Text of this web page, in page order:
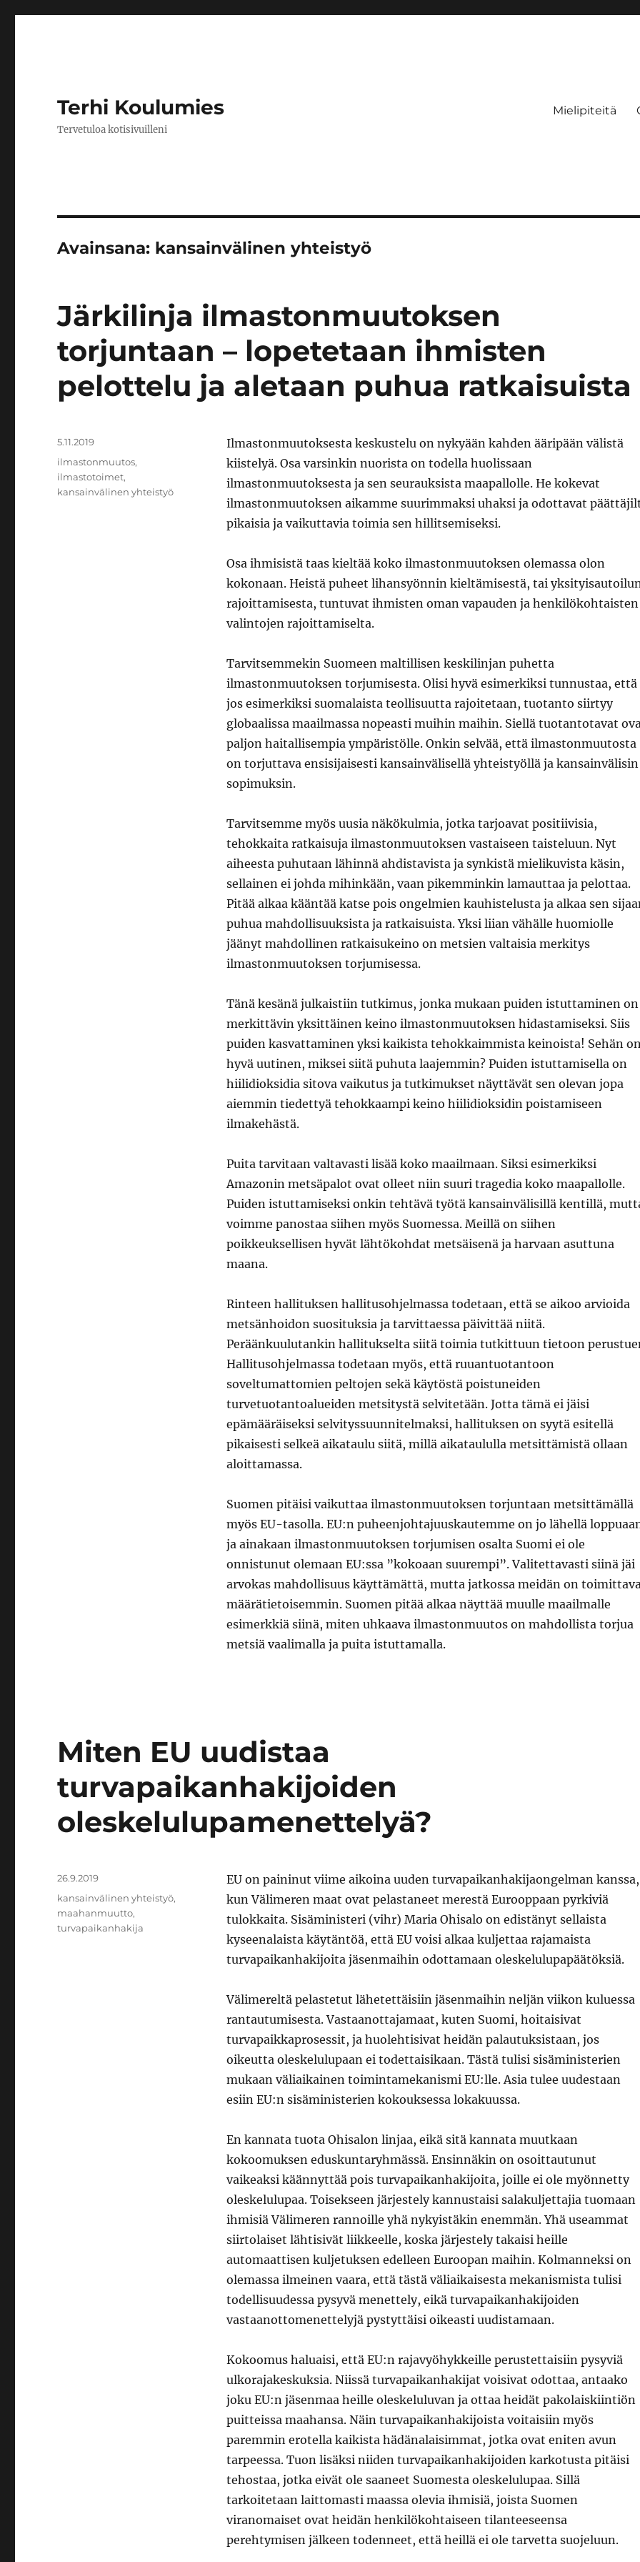
Terhi Koulumies
Tervetuloa kotisivuilleni
Mielipiteitä
Avainsana: kansainvälinen yhteistyö
Järkilinja ilmastonmuutoksen
torjuntaan – lopetetaan ihmisten
pelottelu ja aletaan puhua ratkaisuista
Ilmastonmuutoksesta keskustelu on nykyään kahden ääripään välistä
kiistelyä. Osa varsinkin nuorista on todella huolissaan
ilmastonmuutoksesta ja sen seurauksista maapallolle. He kokevat
ilmastonmuutoksen aikamme suurimmaksi uhaksi ja odottavat
pikaisia ja vaikuttavia toimia sen hillitsemiseksi.
Osa ihmisistä taas kieltää koko ilmastonmuutoksen olemassa olon
kokonaan. Heistä puheet lihansyönnin kieltämisestä, tai
rajoittamisesta, tuntuvat ihmisten oman vapauden ja henkilökohtaisten
valintojen rajoittamiselta.
Tarvitsemmekin Suomeen maltillisen keskilinjan puhetta
ilmastonmuutoksen torjumisesta. Olisi hyvä esimerkiksi tunnustaa, että
jos esimerkiksi suomalaista teollisuutta rajoitetaan, tuotanto siirtyy
globaalissa maailmassa nopeasti muihin maihin. Siellä tuotantotavat
paljon haitallisempia ympäristölle. Onkin selvää, että ilmastonmuutosta
on torjuttava ensisijaisesti kansainvälisellä yhteistyöllä ja kansainvälisin
sopimuksin.
Tarvitsemme myös uusia näkökulmia, jotka tarjoavat positiivisia,
tehokkaita ratkaisuja ilmastonmuutoksen vastaiseen taisteluun. Nyt
aiheesta puhutaan lähinnä ahdistavista ja synkistä mielikuvista käsin,
sellainen ei johda mihinkään, vaan pikemminkin lamauttaa ja pelottaa.
Pitää alkaa kääntää katse pois ongelmien kauhistelusta ja alkaa sen
puhua mahdollisuuksista ja ratkaisuista. Yksi liian vähälle huomiolle
jäänyt mahdollinen ratkaisukeino on metsien valtaisia merkitys
ilmastonmuutoksen torjumisessa.
Tänä kesänä julkaistiin tutkimus, jonka mukaan puiden istuttaminen on
merkittävin yksittäinen keino ilmastonmuutoksen hidastamiseksi. Siis
puiden kasvattaminen yksi kaikista tehokkaimmista keinoista! Sehän
hyvä uutinen, miksei siitä puhuta laajemmin? Puiden istuttamisella on
hiilidioksidia sitova vaikutus ja tutkimukset näyttävät sen olevan jopa
aiemmin tiedettyä tehokkaampi keino hiilidioksidin poistamiseen
ilmakehästä.
Puita tarvitaan valtavasti lisää koko maailmaan. Siksi esimerkiksi
Amazonin metsäpalot ovat olleet niin suuri tragedia koko maapallolle.
Puiden istuttamiseksi onkin tehtävä työtä kansainvälisillä kentillä,
voimme panostaa siihen myös Suomessa. Meillä on siihen
poikkeuksellisen hyvät lähtökohdat metsäisenä ja harvaan asuttuna
maana.
Rinteen hallituksen hallitusohjelmassa todetaan, että se aikoo arvioida
metsänhoidon suosituksia ja tarvittaessa päivittää niitä.
Peräänkuulutankin hallitukselta siitä toimia tutkittuun tietoon
Hallitusohjelmassa todetaan myös, että ruuantuotantoon
soveltumattomien peltojen sekä käytöstä poistuneiden
turvetuotantoalueiden metsitystä selvitetään. Jotta tämä ei jäisi
epämääräiseksi selvityssuunnitelmaksi, hallituksen on syytä esitellä
pikaisesti selkeä aikataulu siitä, millä aikataululla metsittämistä ollaan
aloittamassa.
Suomen pitäisi vaikuttaa ilmastonmuutoksen torjuntaan metsittämällä
myös EU-tasolla. EU:n puheenjohtajuuskautemme on jo lähellä
ja ainakaan ilmastonmuutoksen torjumisen osalta Suomi ei ole
onnistunut olemaan EU:ssa ”kokoaan suurempi”. Valitettavasti siinä jäi
arvokas mahdollisuus käyttämättä, mutta jatkossa meidän on
määrätietoisemmin. Suomen pitää alkaa näyttää muulle maailmalle
esimerkkiä siinä, miten uhkaava ilmastonmuutos on mahdollista torjua
metsiä vaalimalla ja puita istuttamalla.
Julkaistu
5.11.2019
Avainsanat
ilmastonmuutos,
ilmastotoimet,
kansainvälinen yhteistyö
Miten EU uudistaa
turvapaikanhakijoiden
oleskelulupamenettelyä?
EU on paininut viime aikoina uuden turvapaikanhakijaongelman kanssa,
kun Välimeren maat ovat pelastaneet merestä Eurooppaan pyrkiviä
tulokkaita. Sisäministeri (vihr) Maria Ohisalo on edistänyt sellaista
kyseenalaista käytäntöä, että EU voisi alkaa kuljettaa rajamaista
turvapaikanhakijoita jäsenmaihin odottamaan oleskelulupapäätöksiä.
Välimereltä pelastetut lähetettäisiin jäsenmaihin neljän viikon kuluessa
rantautumisesta. Vastaanottajamaat, kuten Suomi, hoitaisivat
turvapaikkaprosessit, ja huolehtisivat heidän palautuksistaan, jos
oikeutta oleskelulupaan ei todettaisikaan. Tästä tulisi sisäministerien
mukaan väliaikainen toimintamekanismi EU:lle. Asia tulee uudestaan
esiin EU:n sisäministerien kokouksessa lokakuussa.
En kannata tuota Ohisalon linjaa, eikä sitä kannata muutkaan
kokoomuksen eduskuntaryhmässä. Ensinnäkin on osoittautunut
vaikeaksi käännyttää pois turvapaikanhakijoita, joille ei ole myönnetty
oleskelulupaa. Toisekseen järjestely kannustaisi salakuljettajia tuomaan
ihmisiä Välimeren rannoille yhä nykyistäkin enemmän. Yhä useammat
siirtolaiset lähtisivät liikkeelle, koska järjestely takaisi heille
automaattisen kuljetuksen edelleen Euroopan maihin. Kolmanneksi on
olemassa ilmeinen vaara, että tästä väliaikaisesta mekanismista tulisi
todellisuudessa pysyvä menettely, eikä turvapaikanhakijoiden
vastaanottomenettelyjä pystyttäisi oikeasti uudistamaan.
Kokoomus haluaisi, että EU:n rajavyöhykkeille perustettaisiin pysyviä
ulkorajakeskuksia. Niissä turvapaikanhakijat voisivat odottaa, antaako
joku EU:n jäsenmaa heille oleskeluluvan ja ottaa heidät pakolaiskiintiön
puitteissa maahansa. Näin turvapaikanhakijoista voitaisiin myös
paremmin erotella kaikista hädänalaisimmat, jotka ovat eniten avun
tarpeessa. Tuon lisäksi niiden turvapaikanhakijoiden karkotusta pitäisi
tehostaa, jotka eivät ole saaneet Suomesta oleskelulupaa. Sillä
tarkoitetaan laittomasti maassa olevia ihmisiä, joista Suomen
viranomaiset ovat heidän henkilökohtaiseen tilanteeseensa
perehtymisen jälkeen todenneet, että heillä ei ole tarvetta suojeluun.
Julkaistu
26.9.2019
Avainsanat
kansainvälinen yhteistyö,
maahanmuutto,
turvapaikanhakija